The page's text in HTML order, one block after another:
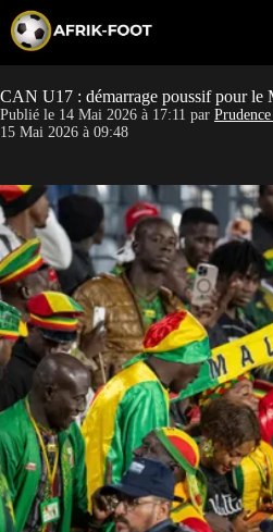
p
o
c
t
e
n
t
CAN
Pays
Clubs
Paris
CAN U17 : démarrage poussif pour le
Publié le 14 Mai 2026 à 17:11 par
15 Mai 2026 à 09:48